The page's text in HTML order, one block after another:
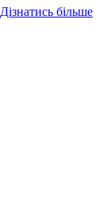
Дізнатись більше